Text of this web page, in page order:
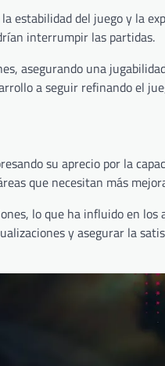
estabilidad del juego y la
interrumpir las partidas.
asegurando una
a seguir refinando el
su aprecio por la
que necesitan más
lo que ha influido en los
y asegurar la